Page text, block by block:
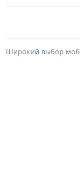
Широкий выбор